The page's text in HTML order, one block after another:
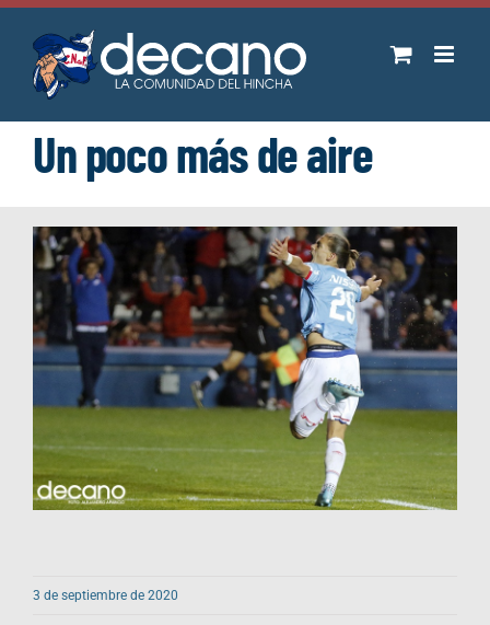
Saltar
contenido
Un poco más de aire
3 de septiembre de 2020